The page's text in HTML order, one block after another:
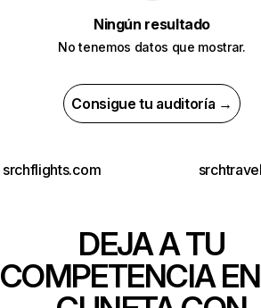
Ningún resultado
No tenemos datos que mostrar.
Consigue tu auditoría →
srchflights.com
DEJA A TU
COMPETENCIA